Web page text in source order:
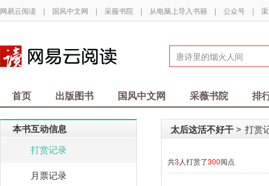
网易云阅读 | 国风中文网 | 采薇书院 | 从电脑上导入书籍 | 公众号 |
首页 出版图书 国风中文网 采薇书院 排
本书互动信息
打赏记录
月票记录
太后这活不好干 > 打赏
共3 人打赏了300阅点